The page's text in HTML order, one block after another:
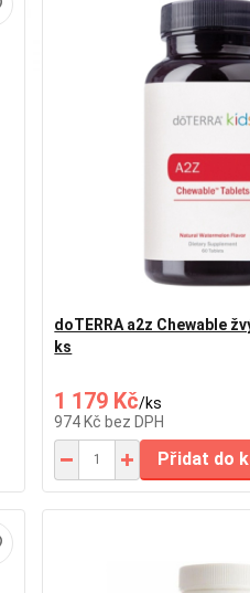
doTERRA a2z Chewable
ks
1 179 Kč/ks
974 Kčbez DPH
Přidat do